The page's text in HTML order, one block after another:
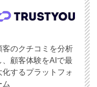
客のクチコミを分析
、顧客体験をAIで最
化するプラットフォ
ム